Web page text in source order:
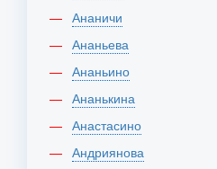
Ананичи
Ананьева
Ананьино
Ананькина
Анастасино
Андриянова